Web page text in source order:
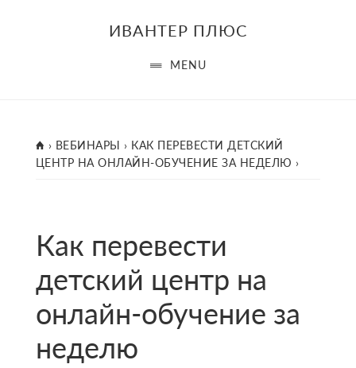
ИВАНТЕР ПЛЮС
MENU
ГЛАВНАЯ
› ВЕБИНАРЫ › КАК ПЕРЕВЕСТИ ДЕТСКИЙ
ЦЕНТР НА ОНЛАЙН-ОБУЧЕНИЕ ЗА НЕДЕЛЮ ›
Как перевести
детский центр на
онлайн-обучение за
неделю